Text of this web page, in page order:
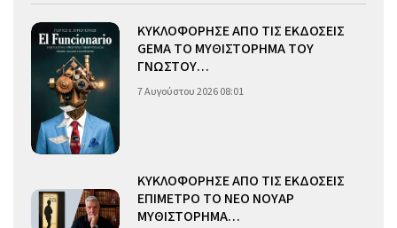
ΚΥΚΛΟΦΟΡΗΣΕ ΑΠΟ ΤΙΣ ΕΚΔΟΣΕΙΣ
GEMA ΤΟ ΜΥΘΙΣΤΟΡΗΜΑ ΤΟΥ
ΓΝΩΣΤΟΥ…
7 Αυγούστου 2026 08:01
ΚΥΚΛΟΦΟΡΗΣΕ ΑΠΟ ΤΙΣ ΕΚΔΟΣΕΙΣ
ΕΠΙΜΕΤΡΟ ΤΟ ΝΕΟ ΝΟΥΑΡ
ΜΥΘΙΣΤΟΡΗΜΑ…